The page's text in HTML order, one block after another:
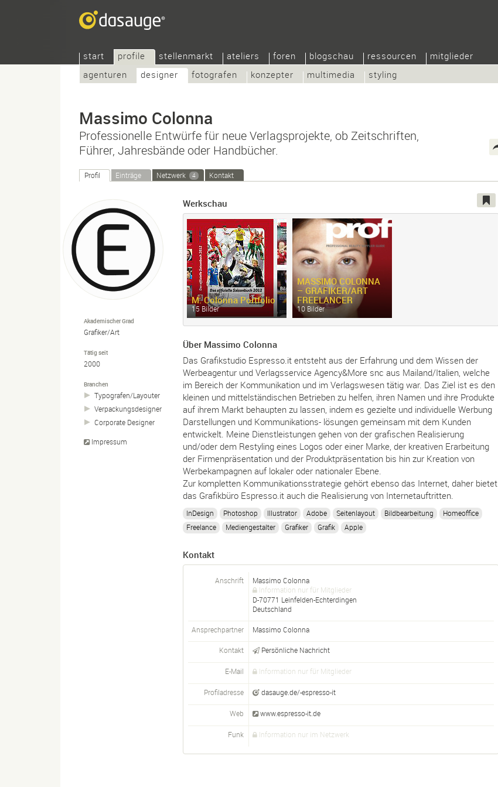
start
profile
agenturen
designer fotografen konzepter multimedia styling
stellenmarkt ateliers foren blogschau ressourcen mitglieder
Massimo Colonna
Professionelle Entwürfe für neue Verlagsprojekte, ob Zeitschriften,
Führer, Jahresbände oder Handbücher.
Profil Einträge Netzwerk 4 Kontakt
Akademischer Grad
Grafiker/Art
Tätig seit
2000
Branchen
Typografen/Layouter
Verpackungsdesigner
Corporate Designer
Impressum
Werkschau
M.Colonna Portfolio
15 Bilder
MASSIMO COLONNA
– GRAFIKER/ART
FREELANCER
10 Bilder
Über Massimo Colonna
Das Grafikstudio Espresso.it entsteht aus der Erfahrung und dem Wissen der
Werbeagentur und Verlagsservice Agency&More snc aus Mailand/Italien, welche
im Bereich der Kommunikation und im Verlagswesen tätig war. Das Ziel ist es den
kleinen und mittelständischen Betrieben zu helfen, ihren Namen und ihre Produkte
auf ihrem Markt behaupten zu lassen, indem es gezielte und individuelle Werbung
Darstellungen und Kommunikations- lösungen gemeinsam mit dem Kunden
entwickelt. Meine Dienstleistungen gehen von der grafischen Realisierung
und/oder dem Restyling eines Logos oder einer Marke, der kreativen Erarbeitung
der Firmenpräsentation und der Produktpräsentation bis hin zur Kreation von
Werbekampagnen auf lokaler oder nationaler Ebene.
Zur kompletten Kommunikationsstrategie gehört ebenso das Internet, daher bietet
das Grafikbüro Espresso.it auch die Realisierung von Internetauftritten.
InDesign Photoshop Illustrator Adobe Seitenlayout Bildbearbeitung
Homeoffice
Freelance
Mediengestalter Grafiker Grafik Apple
Kontakt
Anschrift
Massimo Colonna
Information nur für Mitglieder
D-70771 Leinfelden-Echterdingen
Deutschland
Ansprechpartner MassimoColonna
Kontakt Persönliche Nachricht
E-Mail Information nur für Mitglieder
Profiladresse dasauge.de/-espresso-it
Web www.espresso-it.de
Funk Information nur im Netzwerk